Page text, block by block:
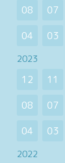
08
07
04
03
2023
12 11
08
07
04
03
2022